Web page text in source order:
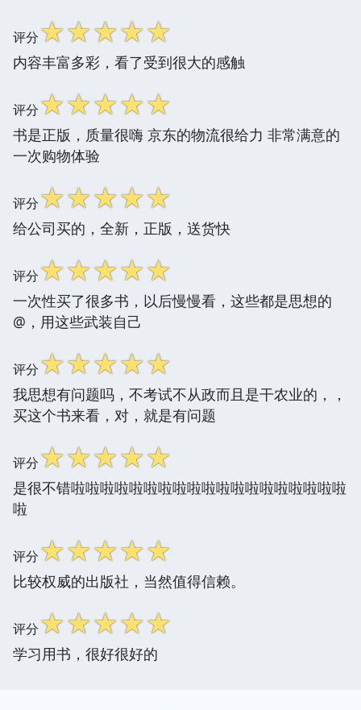
评分☆☆☆☆☆
内容丰富多彩，看了受到很大的感触
评分☆☆☆☆☆
书是正版，质量很嗨 京东的物流很给力 非常满意的
一次购物体验
评分☆☆☆☆☆
给公司买的，全新，正版，送货快
评分☆☆☆☆☆
一次性买了很多书，以后慢慢看，这些都是思想的
@，用这些武装自己
评分☆☆☆☆☆
我思想有问题吗，不考试不从政而且是干农业的，，
买这个书来看，对，就是有问题
评分☆☆☆☆☆
是很不错啦啦啦啦啦啦啦啦啦啦啦啦啦啦啦啦啦啦啦
啦
评分☆☆☆☆☆
比较权威的出版社，当然值得信赖。
评分☆☆☆☆☆
学习用书，很好很好的